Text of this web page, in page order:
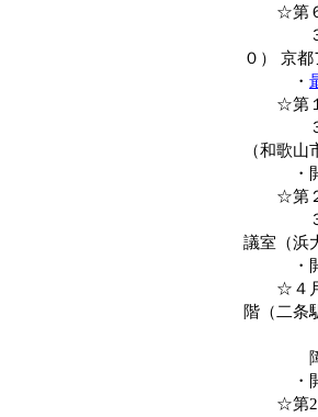
☆第６
３月 ９
０） 京
・
☆第１
３月１
（和歌山
・開催
☆第２
３月３
議室（浜
・開
☆４月
階（二条
障害者
・開
☆第20